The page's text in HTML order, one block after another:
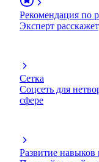
Рекомендация по
Эксперт
Сетка
Соцсеть для
сфере
Развитие навыков